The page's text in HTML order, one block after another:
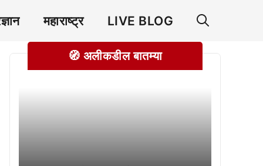
महाराष्ट्र LIVE BLOG
🧭 अलीकडील बातम्या